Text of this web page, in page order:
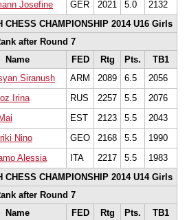
Josefine GER 2021 5.0
2132
CHESS CHAMPIONSHIP 2014 U16 Girls
after Round 7
Name FED Rtg Pts.
TB1
Siranush ARM 2089 6.5
2056
Irina RUS 2257 5.5
2076
EST 2123 5.5
2043
Nino GEO 2168 5.5
1990
Alessia ITA 2217 5.5
1983
CHESS CHAMPIONSHIP 2014 U14 Girls
after Round 7
Name FED Rtg Pts.
TB1